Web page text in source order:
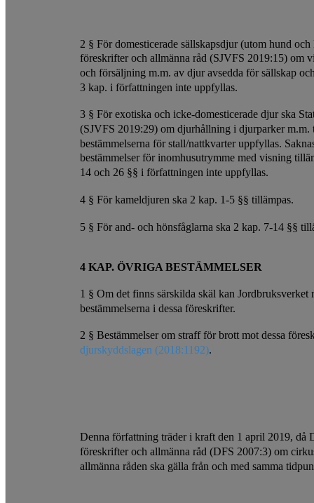
2 § För domesticerade sällskapsdjur (utom hund
föreskrifter och allmänna råd (SJVFS 2019:15) om
och försäljning m.m. av djur avsedda för sällskap
3 kap. i författningen inte uppfyllas.
3 § För exotiska och icke-domesticerade djur ska
(SJVFS 2019:29) om djurhållning i djurparker m.m.
bestämmelserna för stall/nattkvarter uppfyllas.
bestämmelser för inomhusutrymme med visning
14 och 26 §§ i författningen inte uppfyllas.
4 § För kameldjuren ska 2 kap. 1-5 §§ tillämpas.
5 § För and- och hönsfåglarna ska 2 kap. 7-14 §§
4 KAP. ÖVRIGA BESTÄMMELSER
1 § Om det finns särskilda skäl kan Jordbruksverket
bestämmelserna i dessa föreskrifter.
2 § Bestämmelser om straff för brott mot dessa
djurskyddslagen (2018:1192).
Denna författning träder i kraft den 1 april 2019, då
föreskrifter och allmänna råd (DFS 2007:3) om
allmänna råden ska gälla från och med samma